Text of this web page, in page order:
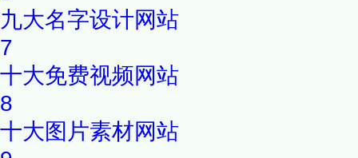
九大名字设计网站
7
十大免费视频网站
8
十大图片素材网站